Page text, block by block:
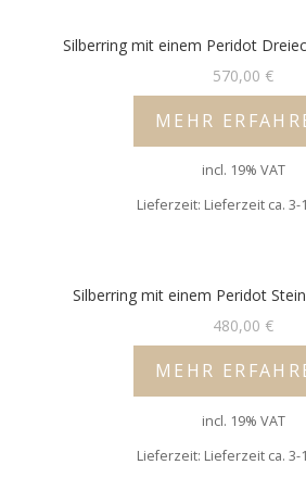
Silberring mit einem Peridot
570,00 €
MEHR
incl. 19% VAT
Lieferzeit: Lieferzeit ca. 3-
Silberring mit einem Peridot
480,00 €
MEHR
incl. 19% VAT
Lieferzeit: Lieferzeit ca. 3-